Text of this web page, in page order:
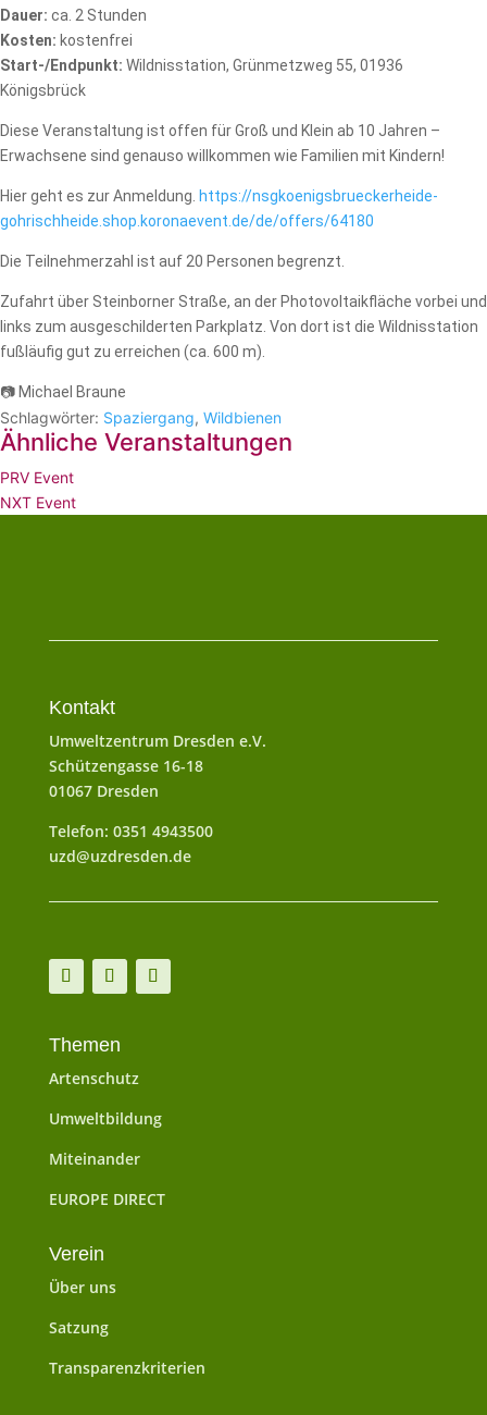
Dauer: ca. 2 Stunden
Kosten: kostenfrei
Start-/Endpunkt: Wildnisstation, Grünmetzweg 55, 01936
Königsbrück
Diese Veranstaltung ist offen für Groß und Klein ab 10 Jahren –
Erwachsene sind genauso willkommen wie Familien mit Kindern!
Hier geht es zur Anmeldung. https://nsgkoenigsbrueckerheide-
gohrischheide.shop.koronaevent.de/de/offers/64180
Die Teilnehmerzahl ist auf 20 Personen begrenzt.
Zufahrt über Steinborner Straße, an der Photovoltaikfläche vorbei und
links zum ausgeschilderten Parkplatz. Von dort ist die Wildnisstation
fußläufig gut zu erreichen (ca. 600 m).
📷 Michael Braune
Schlagwörter: Spaziergang, Wildbienen
Ähnliche Veranstaltungen
PRV Event
NXT Event
Kontakt
Umweltzentrum Dresden e.V.
Schützengasse 16-18
01067 Dresden
Telefon: 0351 4943500
uzd@uzdresden.de
Themen
Artenschutz
Umweltbildung
Miteinander
EUROPE DIRECT
Verein
Über uns
Satzung
Transparenzkriterien